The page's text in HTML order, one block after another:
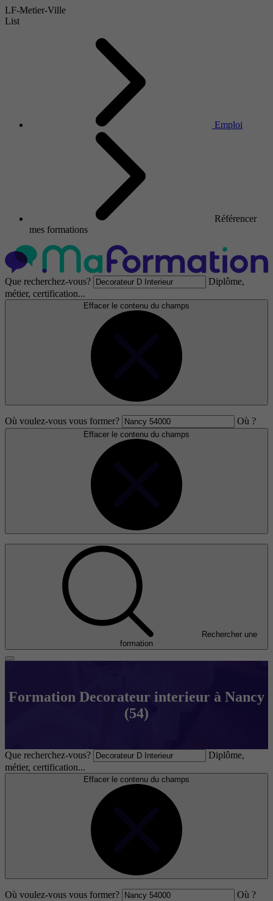
LF-Metier-Ville
List
Emploi
Référencer
mes formations
Que recherchez-vous?
Diplôme,
métier, certification...
Effacer le contenu du champs
Où voulez-vous vous former? Où ?
Effacer le contenu du champs
Rechercher une
formation
Formation Decorateur interieur à Nancy
(54)
Que recherchez-vous?
Diplôme,
métier, certification...
Effacer le contenu du champs
Où voulez-vous vous former? Où ?